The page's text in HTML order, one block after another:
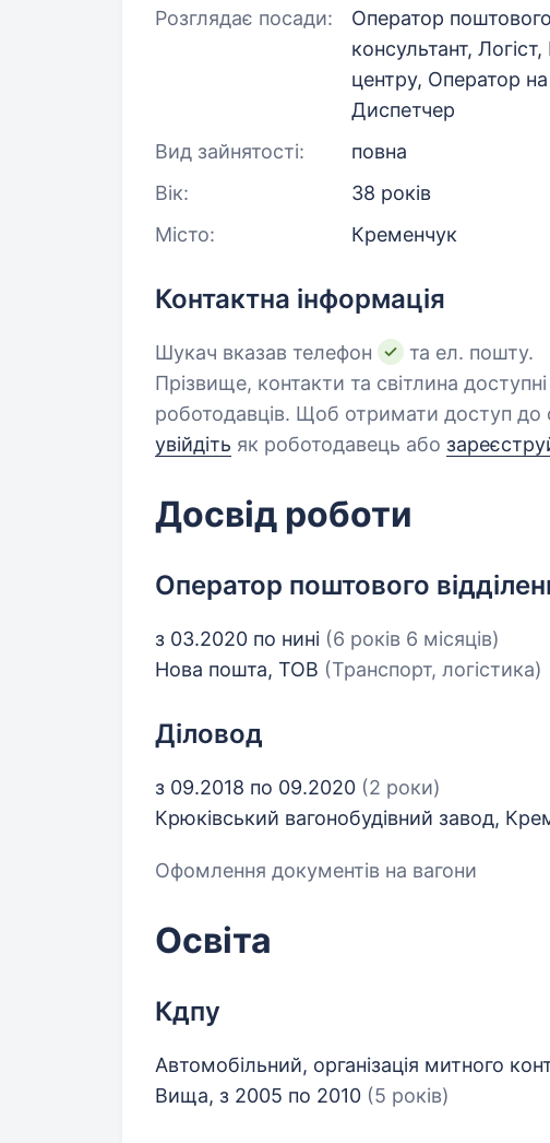
Розглядає посади:
Оператор
консультант,
центру, Оператор
Диспетчер
Вид зайнятості:
повна
Вік:
38 років
Місто:
Кременчук
Контактна інформація
Шукач вказав телефон
та ел. пошту.
Прізвище, контакти та світлина
роботодавців. Щоб отримати доступ до
увійдіть як роботодавець або
Досвід роботи
Оператор поштового
з 03.2020 по нині (6 років 6 місяців)
Нова пошта, ТОВ (Транспорт, логістика)
Діловод
з 09.2018 по 09.2020 (2 роки)
Крюківський вагонобудівний завод,
Офомлення документів на вагони
Освіта
Кдпу
Автомобільний, організація митного
Вища, з 2005 по 2010 (5 років)